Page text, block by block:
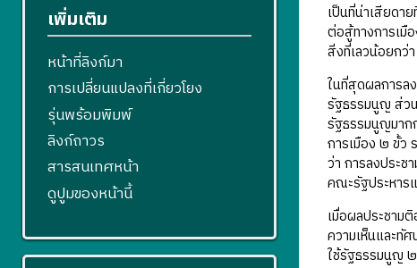
เป็นที่น่าเสียดา
ต่อสู้ทางการเมื
สิ่งที่เลวน้อยกว่
ในที่สุดผลการล
รัฐธรรมนูญ ส่ว
รัฐธรรมนูญมาก
การเมือง ๒ ขั้ว
ว่า การลงประช
คณะรัฐประหาร
เมื่อผลประชาม
ความเห็นและทั
ใช้รัฐธรรมนูญ
เพิ่มเติม
หน้าที่ลิงก์มา
การเปลี่ยนแปลงที่เกี่ยวโยง
รุ่นพร้อมพิมพ์
ลิงก์ถาวร
สารสนเทศหน้า
ดูปูมของหน้านี้